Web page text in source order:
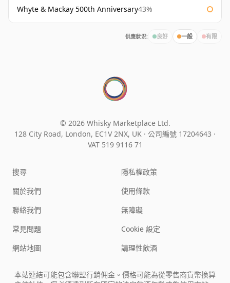
Whyte & Mackay 500th Anniversary43%
供應狀況: 良好 一般 有限
© 2026 Whisky Marketplace Ltd.
128 City Road, London, EC1V 2NX, UK · 公司編號 17204643 ·
VAT 519 9116 71
搜尋
關於我們
聯絡我們
常見問題
網站地圖
隱私權政策
使用條款
無障礙
Cookie 設定
請理性飲酒
本站連結可能包含聯盟行銷佣金。價格可能為從零售商貨幣換算